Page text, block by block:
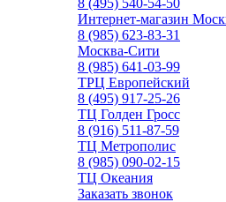
8 (495) 540-54-50
Интернет-магазин
8 (985) 623-83-31
Москва-Сити
8 (985) 641-03-99
ТРЦ Европейский
8 (495) 917-25-26
ТЦ Голден Гросс
8 (916) 511-87-59
ТЦ Метрополис
8 (985) 090-02-15
ТЦ Океания
Заказать звонок